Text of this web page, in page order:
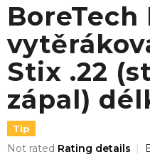
Stix .22
zápal)
Tip
The
Not rated Rating details